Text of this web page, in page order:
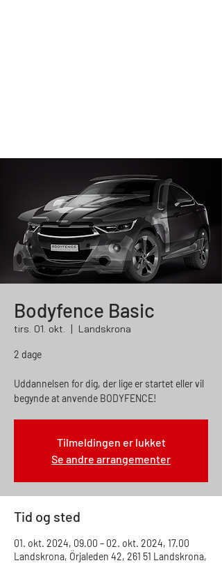
Bodyfence Basic
tirs. 01. okt.
  |
Landskrona
2 dage
Uddannelsen for dig, der lige er startet eller vil
begynde at anvende BODYFENCE!
Tilmeldingen er lukket
Se andre arrangementer
Tid og sted
01. okt. 2024, 09.00 – 02. okt. 2024, 17.00
Landskrona, Örjaleden 42, 261 51 Landskrona,